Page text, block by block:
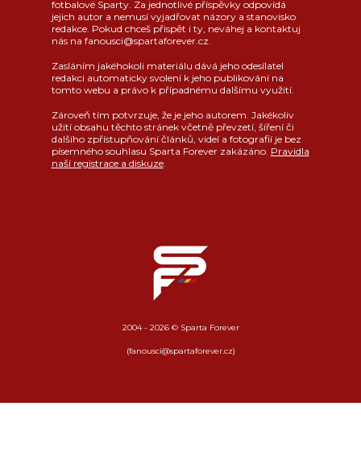
fotbalové Sparty. Za jednotlivé příspěvky odpovídá
jejich autor a nemusí vyjadřovat názory a stanovisko
redakce. Pokud chceš přispět i ty, neváhej a kontaktuj
nás na fanousci@spartaforever.cz.
Zasláním jakéhokoli materiálu dává jeho odesílatel
redakci automaticky svolení k jeho publikování na
tomto webu a právo k případnému dalšímu využití.
Zároveň tím potvrzuje, že je jeho autorem. Jakékoliv
užití obsahu těchto stránek včetně převzetí, šíření či
dalšího zpřístupňování článků, videí a fotografií je bez
písemného souhlasu Sparta Forever zakázáno. Pravidla
naší registrace a diskuze.
2004 - 2026 © Sparta Forever
(fanousci@spartaforever.cz)